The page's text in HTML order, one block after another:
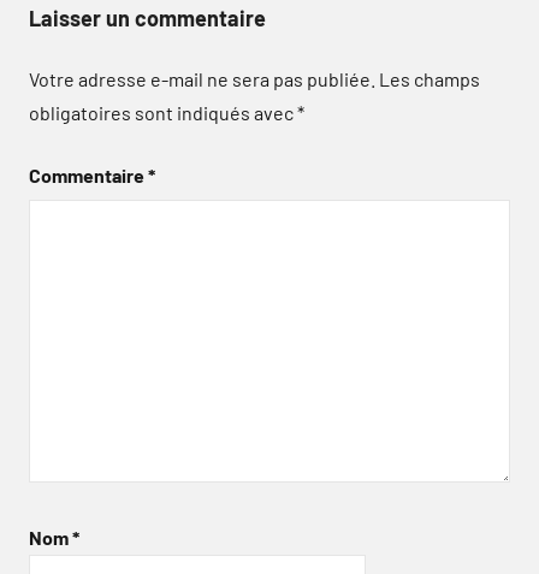
Laisser un commentaire
Votre adresse e-mail ne sera pas publiée. Les champs
obligatoires sont indiqués avec*
Commentaire*
Nom*